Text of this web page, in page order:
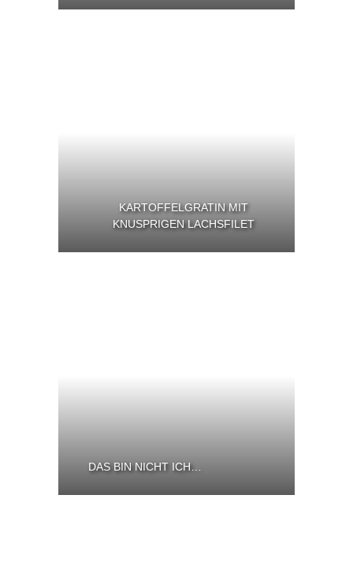
KARTOFFELGRATIN MIT
KNUSPRIGEN LACHSFILET
DAS BIN NICHT ICH…